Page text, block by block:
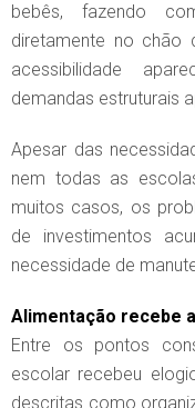
bebês, fazendo
diretamente no chão
acessibilidade
demandas estruturais
Apesar das
nem todas as
muitos casos, os
de investimentos
necessidade de
Alimentação recebe
Entre os pontos
escolar recebeu
descritas como